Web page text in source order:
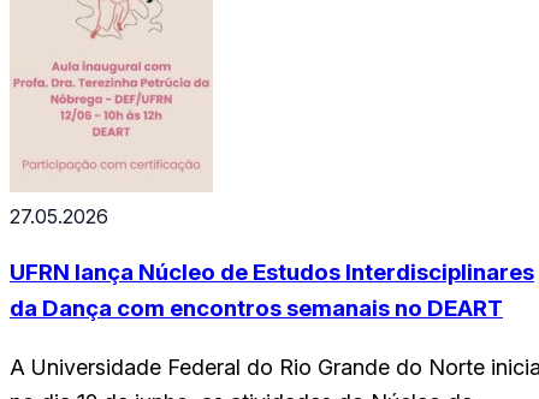
27.05.2026
UFRN lança Núcleo de Estudos Interdisciplinares
da Dança com encontros semanais no DEART
A Universidade Federal do Rio Grande do Norte